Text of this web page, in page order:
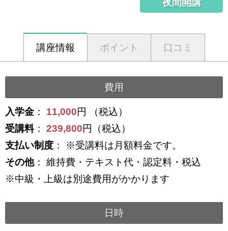
夜間開講
講座情報 ポイント 口コミ
費用
入学金 ： 11,000円 （税込）
受講料： 239,800円（税込）
支払い制度 ： ※受講料は月額料金です。
その他： 維持費・テキスト代・認定料・税込
※中級・上級は別途費用がかかります
日時